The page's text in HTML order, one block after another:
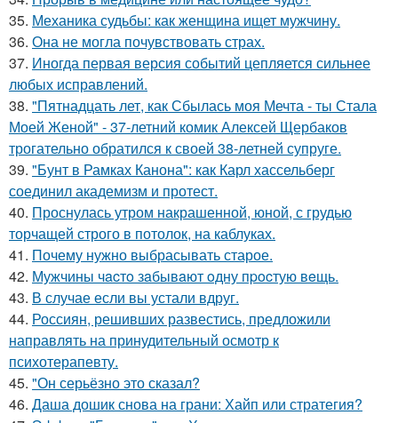
35. Механика судьбы: как женщина ищет мужчину.
36. Она не могла почувствовать страх.
37. Иногда первая версия событий цепляется сильнее
любых исправлений.
38. "Пятнадцать лет, как Сбылась моя Мечта - ты Стала
Моей Женой" - 37-летний комик Алексей Щербаков
трогательно обратился к своей 38-летней супруге.
39. "Бунт в Рамках Канона": как Карл хассельберг
соединил академизм и протест.
40. Проснулась утром накрашенной, юной, с грудью
торчащей строго в потолок, на каблуках.
41. Почему нужно выбрасывать старое.
42. Мужчины чacтo зaбывaют oдну пpocтую вeщь.
43. В случае если вы устали вдруг.
44. Россиян, решивших развестись, предложили
направлять на принудительный осмотр к
психотерапевту.
45. "Он серьёзно это сказал?
46. Даша дошик снова на грани: Хайп или стратегия?